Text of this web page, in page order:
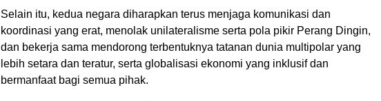
Selain itu, kedua negara diharapkan terus menjaga komunikasi dan
koordinasi yang erat, menolak unilateralisme serta pola pikir Perang Dingin,
dan bekerja sama mendorong terbentuknya tatanan dunia multipolar yang
lebih setara dan teratur, serta globalisasi ekonomi yang inklusif dan
bermanfaat bagi semua pihak.